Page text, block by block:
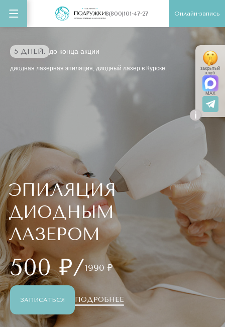
8(800)101-47-27 Онлайн-запись
5 ДНЕЙ. до конца акции
диодная лазерная эпиляция, диодный лазер в Курске
ЭПИЛЯЦИЯ
ДИОДНЫМ
ЛАЗЕРОМ
500 ₽/1990 ₽
ЗАПИСАТЬСЯ ПОДРОБНЕЕ
i
закрытый
клуб
MAX